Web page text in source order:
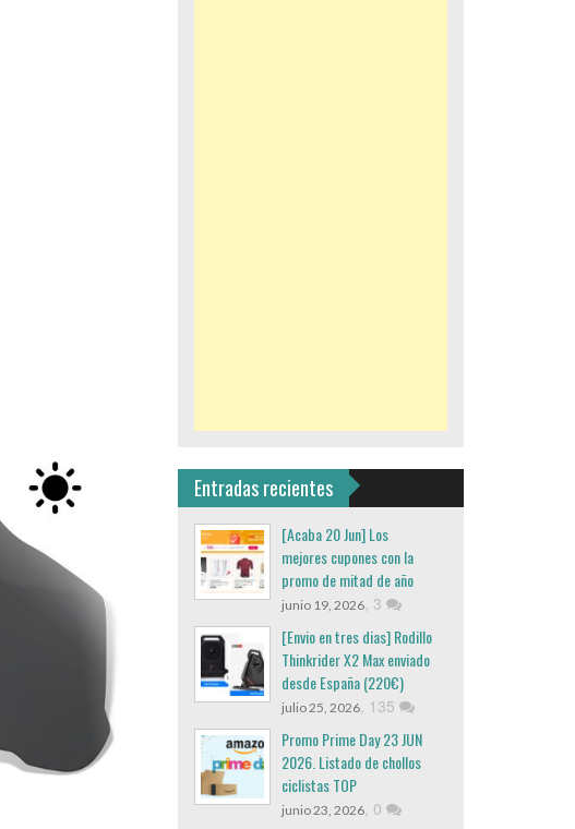
Entradas recientes
[Acaba 20 Jun] Los
mejores cupones con la
promo de mitad de año
junio 19, 2026, 3
[Envio en tres dias] Rodillo
Thinkrider X2 Max enviado
desde España (220€)
julio 25, 2026, 135
Promo Prime Day 23 JUN
2026. Listado de chollos
ciclistas TOP
junio 23, 2026, 0